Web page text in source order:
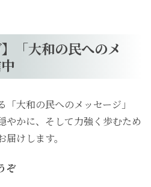
】「大和の民へのメ
大和の民へのメッセージ」
やかに、そして力強く歩むため
けします。
ぞ